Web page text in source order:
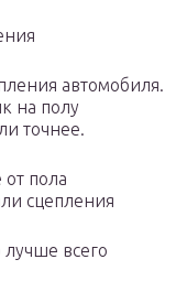
автомобиля.
на полу
точнее.
пола
сцепления
всего